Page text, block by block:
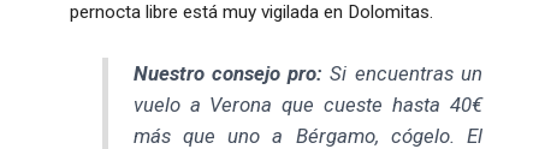
pernocta libre está muy vigilada en Dolomitas.
Nuestro consejo pro: Si encuentras un
vuelo a Verona que cueste hasta 40€
más que uno a Bérgamo, cógelo. El